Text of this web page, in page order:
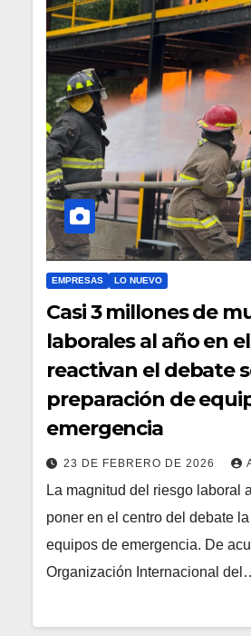
EMPRESAS LO NUEVO
Casi 3 millones de
laborales al año en
reactivan el debate
preparación de
emergencia
23 DE FEBRERO DE 2026
La magnitud del riesgo laboral
poner en el centro del debate
equipos de emergencia. De
Organización Internacional